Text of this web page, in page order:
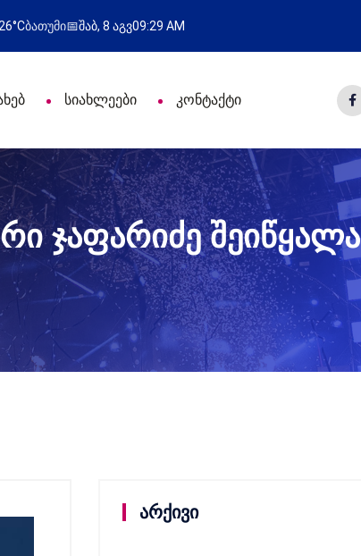
26°Cბათუმი📅შაბ, 8 აგვ09:29 AM
სიახლეები კონტაქტი
ჯაფარიძე შეიწყალა
არქივი